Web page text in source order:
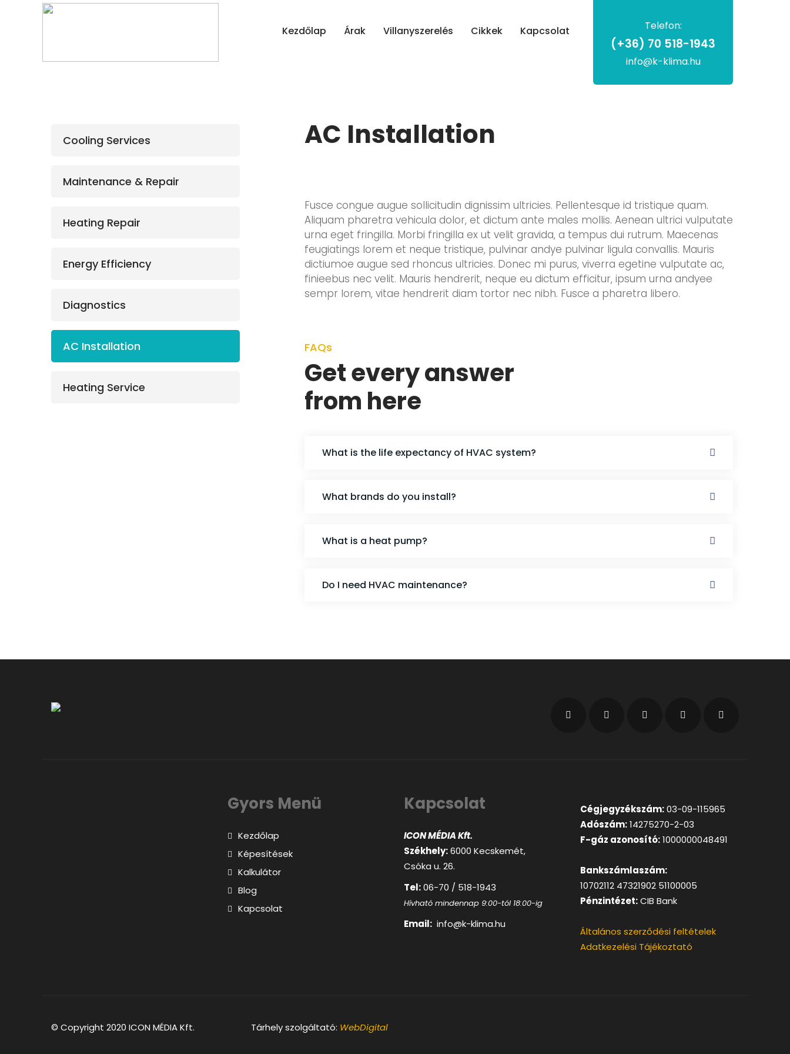
Telefon:
(+36) 70 518-1943
info@k-klima.hu
Kezdőlap Árak Villanyszerelés Cikkek Kapcsolat
Cooling Services
Maintenance & Repair
Heating Repair
Energy Efficiency
Diagnostics
AC Installation
Heating Service
AC Installation
Fusce congue augue sollicitudin dignissim ultricies. Pellentesque id tristique quam.
Aliquam pharetra vehicula dolor, et dictum ante males mollis. Aenean ultrici vulputate
urna eget fringilla. Morbi fringilla ex ut velit gravida, a tempus dui rutrum. Maecenas
feugiatings lorem et neque tristique, pulvinar andye pulvinar ligula convallis. Mauris
dictiumoe augue sed rhoncus ultricies. Donec mi purus, viverra egetine vulputate ac,
finieebus nec velit. Mauris hendrerit, neque eu dictum efficitur, ipsum urna andyee
sempr lorem, vitae hendrerit diam tortor nec nibh. Fusce a pharetra libero.
FAQs
Get every answer
from here
What is the life expectancy of HVAC system?
What brands do you install?
What is a heat pump?
Do I need HVAC maintenance?
Gyors Menü
Kezdőlap
Képesítések
Kalkulátor
Blog
Kapcsolat
Kapcsolat
ICON MÉDIA Kft.
Székhely:6000 Kecskemét,
Csóka u. 26.
Tel:06-70 / 518-1943
Hívható mindennap 9:00-tól 18:00-ig
Email: info@k-klima.hu
Cégjegyzékszám:03-09-115965
Adószám:14275270-2-03
F-gáz azonosító:1000000048491
Bankszámlaszám:
10702112 47321902 51100005
Pénzintézet:CIB Bank
Általános szerződési feltételek
Adatkezelési Tájékoztató
© Copyright 2020 ICON MÉDIA Kft. Tárhely szolgáltató: WebDigital